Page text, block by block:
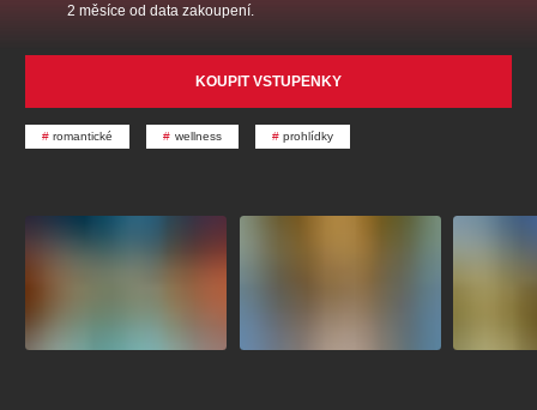
2 měsíce od data zakoupení.
KOUPIT VSTUPENKY
romantické wellness prohlídky
doporučujeme premiéra